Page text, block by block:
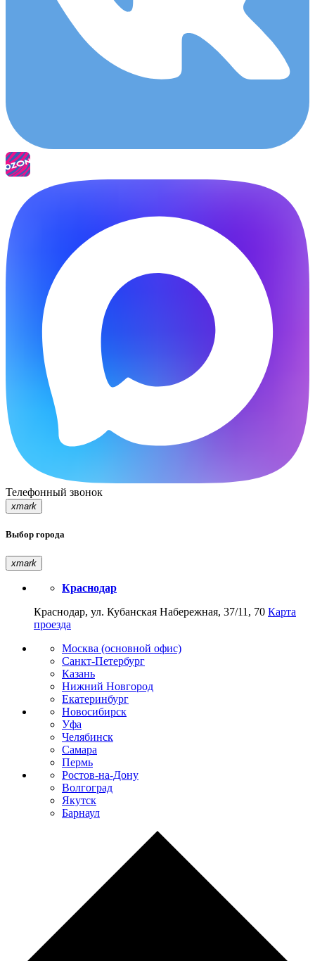
Телефонный звонок
xmark
Выбор города
xmark
Краснодар
Краснодар, ул. Кубанская Набережная, 37/11, 70 Карта
проезда
Москва (основной офис)
Санкт-Петербург
Казань
Нижний Новгород
Екатеринбург
Новосибирск
Уфа
Челябинск
Самара
Пермь
Ростов-на-Дону
Волгоград
Якутск
Барнаул